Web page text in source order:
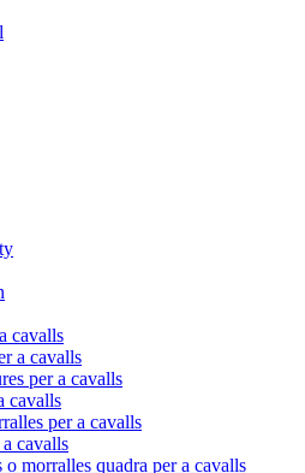
cavalls
a cavalls
per a cavalls
cavalls
per a cavalls
cavalls
o morralles quadra per a cavalls